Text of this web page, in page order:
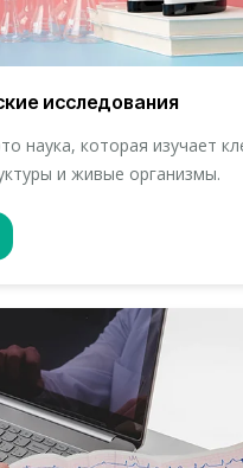
исследования
наука, которая изучает
и живые организмы.